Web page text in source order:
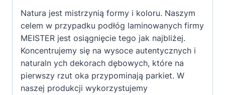
Natura jest mistrzynią formy i koloru. Naszym
celem w przypadku podłóg laminowanych firmy
MEISTER jest osiągnięcie tego jak najbliżej.
Koncentrujemy się na wysoce autentycznych i
naturaln ych dekorach dębowych, które na
pierwszy rzut oka przypominają parkiet. W
naszej produkcji wykorzystujemy